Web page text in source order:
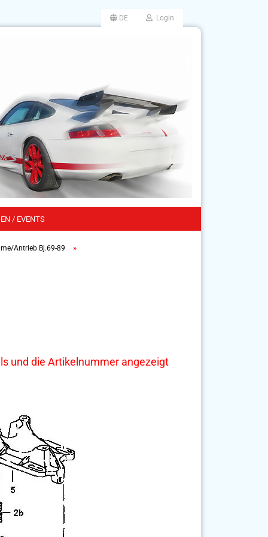
DE Login
/ EVENTS
Antrieb Bj.69-89 »
und die Artikelnummer angezeigt